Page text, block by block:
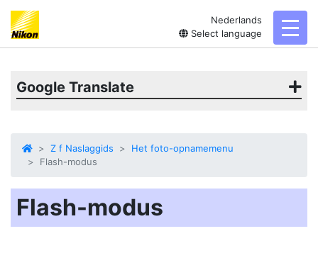
Nederlands
Select language
Google Translate
Z f Naslaggids
Het foto-opnamemenu
Flash-modus
Flash-modus